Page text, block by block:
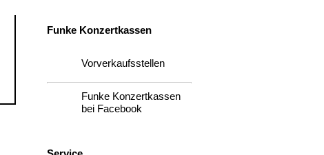
Funke Konzertkassen
Vorverkaufsstellen
Funke Konzertkassen
bei Facebook